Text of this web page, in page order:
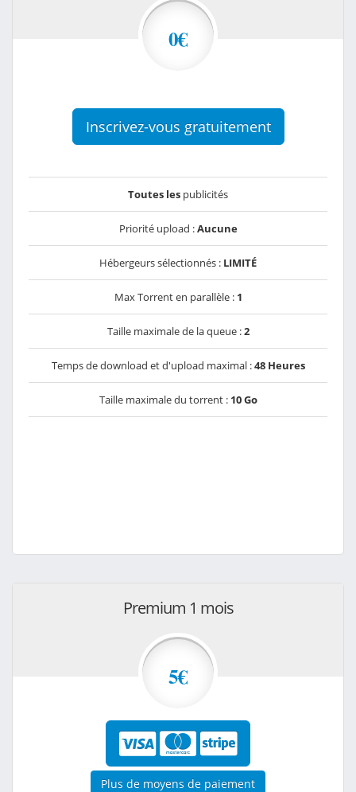
0€
Inscrivez-vous gratuitement
Toutes les publicités
Priorité upload :Aucune
Hébergeurs sélectionnés : LIMITÉ
Max Torrent en parallèle : 1
Taille maximale de la queue :2
Temps de download et d'upload maximal :48 Heures
Taille maximale du torrent : 10 Go
Premium 1 mois
5€
Plus de moyens de paiement